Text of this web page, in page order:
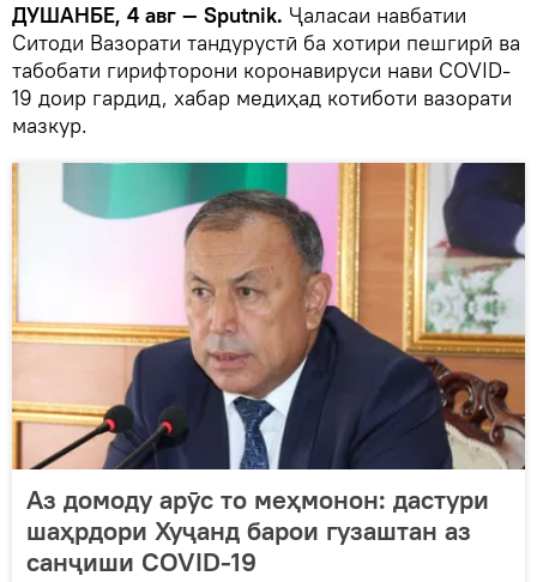
ДУШАНБЕ, 4 авг — Sputnik. Ҷаласаи навбатии
Ситоди Вазорати тандурустӣ ба хотири пешгирӣ ва
табобати гирифторони коронавируси нави COVID-
19 доир гардид, хабар медиҳад котиботи вазорати
мазкур.
Аз домоду арӯс то меҳмонон: дастури
шаҳрдори Хуҷанд барои гузаштан аз
санҷиши COVID-19